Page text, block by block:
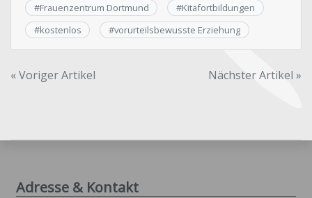
#Frauenzentrum Dortmund #Kitafortbildungen
#kostenlos #vorurteilsbewusste Erziehung
Beitragsnavigation
« Voriger Artikel Nächster Artikel »
Adresse & Kontakt